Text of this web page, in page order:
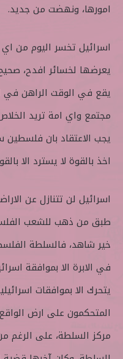
امورها، ونهضت من جديد.
اسرائيل تخسر اليوم من
يعرضها لخسائر افدح،
يقع في الوقت الراهن في
مجتمع واي امة تريد الخلاص
يجب الاعتقاد بان فلسطين
اخذ بالقوة لا يسترد الا
اسرائيل لن تتنازل عن
طبق من ذهب للشعب
خير شاهد، فالسلطة
في الابرة الا بموافقة
يتحرك الا بموافقات
المتحكمون على ارض
مركز السلطة، على الرغم